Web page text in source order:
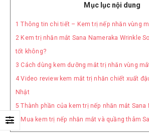
Mục lục nội dung
1 Thông tin chi tiết – Kem trị nếp nhăn vùng
2 Kem trị nhăn mắt Sana Nameraka Wrinkle
tốt không?
3 Cách dùng kem dưỡng mắt trị nhăn vùng
4Video review kem mắt trị nhăn chiết xuất
Nhật
5 Thành phần của kem trị nếp nhăn mắt Sana
Mua kem trị nếp nhăn mắt và quầng thâm